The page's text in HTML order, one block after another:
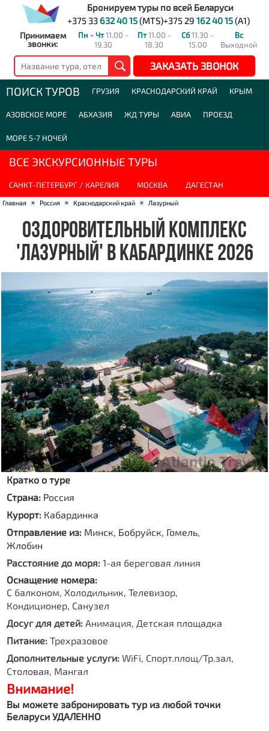
Бронируем туры по всей Беларуси
+375 33 632 40 15(MTS)+375 29 162 40 15(A1)
Принимаем
звонки:
Пн - Чт11.00 -
19.30
Пт11.00 -
18.30
Сб11.30 -
15.00
Вс
Выходной
ЗАКАЗАТЬ ЗВОНОК
ПОИСК ТУРОВ ГРУЗИЯ КРАСНОДАРСКИЙ КРАЙ КРЫМ
АЗОВСКОЕ МОРЕ АБХАЗИЯ ЖД ТУРЫ АВИА ПРОЕЗД
МОРЕ 5-7 НОЧЕЙ
ВСЕ ЭКСКУРСИОННЫЕ ТУРЫ
САНКТ-ПЕТЕРБУРГ / КАРЕЛИЯ МОСКВА ДАГЕСТАН
Главная ☀ Россия ☀ Краснодарский край ☀ Лазурный
ОЗДОРОВИТЕЛЬНЫЙ КОМПЛЕКС
'ЛАЗУРНЫЙ' В КАБАРДИНКЕ 2026
Кратко о туре
Страна: Россия
Курорт: Кабардинка
Отправление из: Минск, Бобруйск, Гомель,
Жлобин
Расстояние до моря: 1-ая береговая линия
Оснащение номера:
С балконом, Холодильник, Телевизор,
Кондиционер, Санузел
Досуг для детей: Анимация, Детская площадка
Питание: Трехразовое
Дополнительные услуги: WiFi, Спорт.площ/Тр.зал,
Столовая, Мангал
Внимание!
Вы можете забронировать тур из любой точки
Беларуси УДАЛЕННО